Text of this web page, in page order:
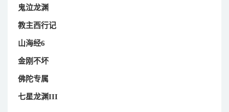
鬼泣龙渊
教主西行记
山海经6
金刚不坏
佛陀专属
七星龙渊III